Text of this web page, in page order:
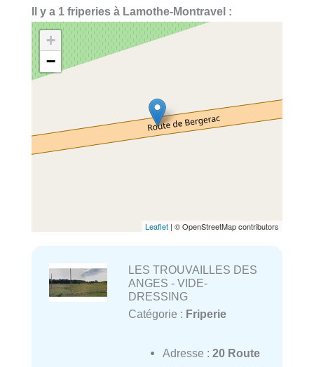
Il y a 1 friperies à Lamothe-Montravel :
+
−
Leaflet | © OpenStreetMap contributors
LES TROUVAILLES DES
ANGES - VIDE-
DRESSING
Catégorie : Friperie
Adresse : 20 Route